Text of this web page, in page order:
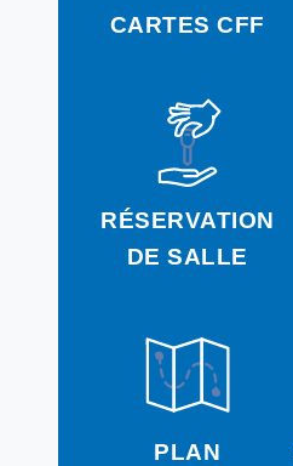
CARTES CFF
RÉSERVATION
DE SALLE
PLAN